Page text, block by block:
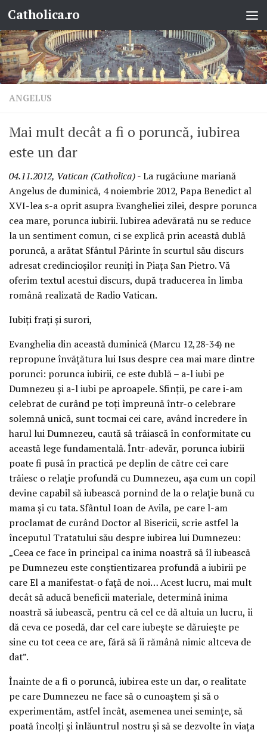
Skip to content
Catholica.ro
ANGELUS
Mai mult decât a fi o poruncă, iubirea
este un dar
04.11.2012, Vatican (Catholica)- La rugăciune mariană
Angelus de duminică, 4 noiembrie 2012, Papa Benedict al
XVI-lea s-a oprit asupra Evangheliei zilei, despre porunca
cea mare, porunca iubirii. Iubirea adevărată nu se reduce
la un sentiment comun, ci se explică prin această dublă
poruncă, a arătat Sfântul Părinte în scurtul său discurs
adresat credincioşilor reuniţi în Piaţa San Pietro. Vă
oferim textul acestui discurs, după traducerea în limba
română realizată de Radio Vatican.
Iubiţi fraţi şi surori,
Evanghelia din această duminică (Marcu 12,28-34) ne
repropune învăţătura lui Isus despre cea mai mare dintre
porunci: porunca iubirii, ce este dublă – a-l iubi pe
Dumnezeu şi a-l iubi pe aproapele. Sfinţii, pe care i-am
celebrat de curând pe toţi împreună într-o celebrare
solemnă unică, sunt tocmai cei care, având încredere în
harul lui Dumnezeu, caută să trăiască în conformitate cu
această lege fundamentală. Într-adevăr, porunca iubirii
poate fi pusă în practică pe deplin de către cei care
trăiesc o relaţie profundă cu Dumnezeu, aşa cum un copil
devine capabil să iubească pornind de la o relaţie bună cu
mama şi cu tata. Sfântul Ioan de Avila, pe care l-am
proclamat de curând Doctor al Bisericii, scrie astfel la
începutul Tratatului său despre iubirea lui Dumnezeu:
„Ceea ce face în principal ca inima noastră să îl iubească
pe Dumnezeu este conştientizarea profundă a iubirii pe
care El a manifestat-o faţă de noi… Acest lucru, mai mult
decât să aducă beneficii materiale, determină inima
noastră să iubească, pentru că cel ce dă altuia un lucru, îi
dă ceva ce posedă, dar cel care iubeşte se dăruieşte pe
sine cu tot ceea ce are, fără să îi rămână nimic altceva de
dat”.
Înainte de a fi o poruncă, iubirea este un dar, o realitate
pe care Dumnezeu ne face să o cunoaştem şi să o
experimentăm, astfel încât, asemenea unei seminţe, să
poată încolţi şi înlăuntrul nostru şi să se dezvolte în viaţa